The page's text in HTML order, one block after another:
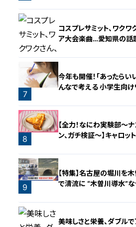
6
コスプレサミット、ワクワ
ア大会楽曲…愛知県の話
7
今年も開催！「あったらい
んなで考える 小学生向け
8
【全力！なにわ実験部～
ン、ガチ検証～】キャロッ
9
【特集】名古屋の堀川を
で清流に “木曽川導水”
美味しさと栄養、ダブルで